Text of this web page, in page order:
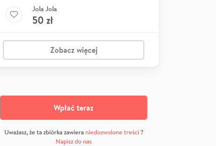
Jola Jola
50 zł
Zobacz więcej
Wpłać teraz
Uważasz, że ta zbiórka zawiera niedozwolone treści?
Napisz do nas